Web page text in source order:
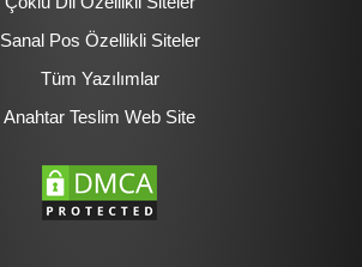
Sanal Pos Özellikli Siteler
Tüm Yazılımlar
Anahtar Teslim Web Site